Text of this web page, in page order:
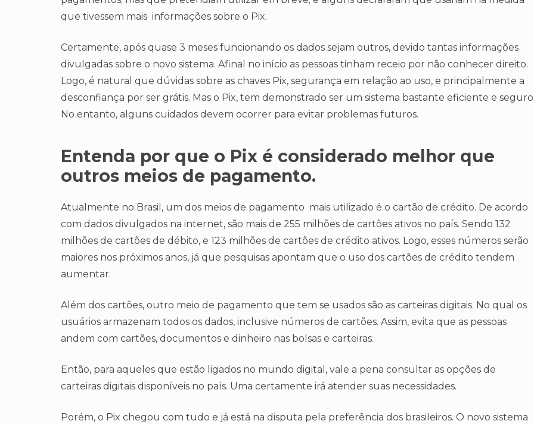
que tivessem mais informações sobre o Pix.
Certamente, após quase 3 meses funcionando os dados sejam outros, devido tantas informações
divulgadas sobre o novo sistema. Afinal no início as pessoas tinham receio por não conhecer direito.
Logo, é natural que dúvidas sobre as chaves Pix, segurança em relação ao uso, e principalmente a
desconfiança por ser grátis. Mas o Pix, tem demonstrado ser um sistema bastante eficiente e
No entanto, alguns cuidados devem ocorrer para evitar problemas futuros.
Entenda por que o Pix é considerado melhor que
outros meios de pagamento.
Atualmente no Brasil, um dos meios de pagamento mais utilizado é o cartão de crédito. De acordo
com dados divulgados na internet, são mais de 255 milhões de cartões ativos no país. Sendo 132
milhões de cartões de débito, e 123 milhões de cartões de crédito ativos. Logo, esses números serão
maiores nos próximos anos, já que pesquisas apontam que o uso dos cartões de crédito tendem
aumentar.
Além dos cartões, outro meio de pagamento que tem se usados são as carteiras digitais. No qual os
usuários armazenam todos os dados, inclusive números de cartões. Assim, evita que as pessoas
andem com cartões, documentos e dinheiro nas bolsas e carteiras.
Então, para aqueles que estão ligados no mundo digital, vale a pena consultar as opções de
carteiras digitais disponíveis no país. Uma certamente irá atender suas necessidades.
Porém, o Pix chegou com tudo e já está na disputa pela preferência dos brasileiros. O novo sistema